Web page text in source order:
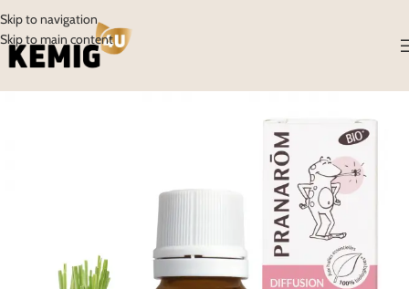
Skip to navigation
Skip to main content